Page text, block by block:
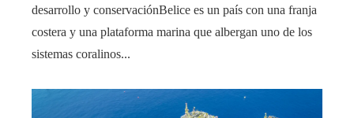
desarrollo y conservaciónBelice es un país con una franja
costera y una plataforma marina que albergan uno de los
sistemas coralinos...